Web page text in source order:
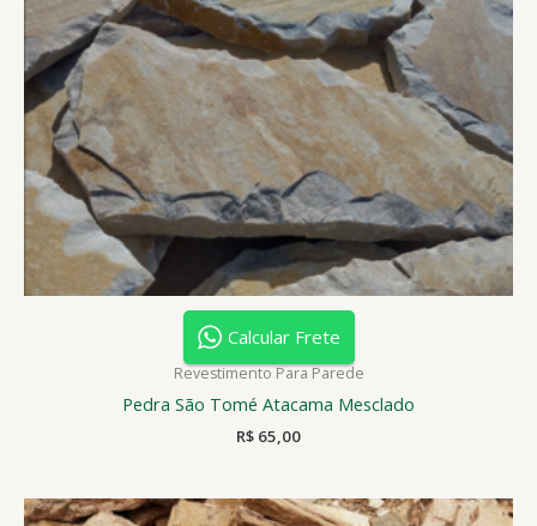
Calcular Frete
Revestimento Para Parede
Pedra São Tomé Atacama Mesclado
R$ 65,00